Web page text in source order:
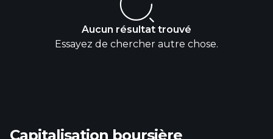
Aucun résultat trouvé
Essayez de chercher autre chose.
Capitalisation boursière